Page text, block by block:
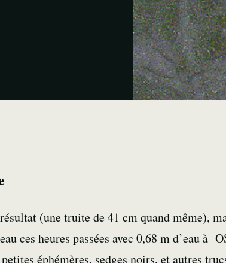
(une truite de 41 cm quand même),
ces heures passées avec 0,68 m d’eau à
éphémères, sedges noirs, et autres